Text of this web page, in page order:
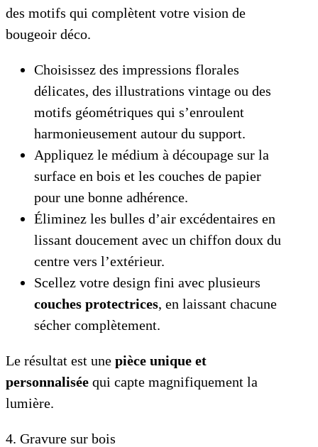
des motifs qui complètent votre vision de
bougeoir déco.
Choisissez des impressions florales
délicates, des illustrations vintage ou des
motifs géométriques qui s’enroulent
harmonieusement autour du support.
Appliquez le médium à découpage sur la
surface en bois et les couches de papier
pour une bonne adhérence.
Éliminez les bulles d’air excédentaires en
lissant doucement avec un chiffon doux du
centre vers l’extérieur.
Scellez votre design fini avec plusieurs
couches protectrices, en laissant chacune
sécher complètement.
Le résultat est une pièce unique et
personnalisée qui capte magnifiquement la
lumière.
4. Gravure sur bois